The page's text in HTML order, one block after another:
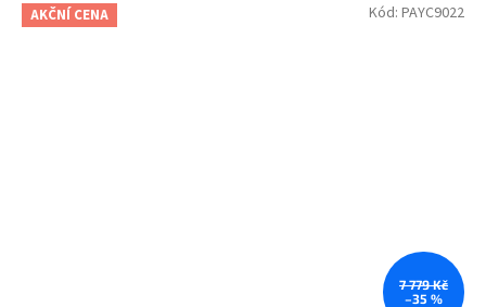
AKČNÍ CENA
7 779 Kč
–35 %
Kód: PAYC9022